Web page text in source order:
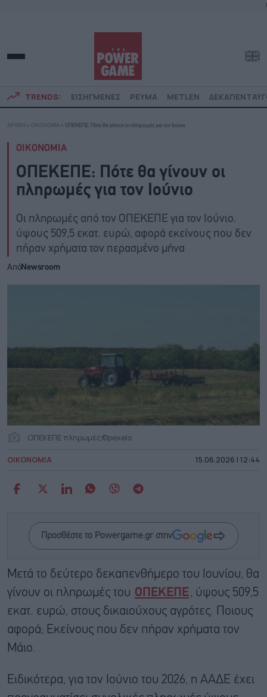
TRENDS: ΕΙΣΗΓΜΕΝΕΣ ΡΕΥΜΑ METLEN
ΑΡΧΙΚΗ » ΟΙΚΟΝΟΜΙΑ » ΟΠΕΚΕΠΕ: Πότε θα γίνουν οι πληρωμές για τον Ιούνιο
ΟΙΚΟΝΟΜΙΑ
ΟΠΕΚΕΠΕ: Πότε θα γίνουν οι
πληρωμές για τον Ιούνιο
Οι πληρωμές από τον ΟΠΕΚΕΠΕ για τον Ιούνιο.
ύψους 509,5 εκατ. ευρώ, αφορά εκείνους που δεν
πήραν χρήματα τον περασμένο μήνα
ΑπόNewsroom
ΟΠΕΚΕΠΕ πληρωμές©pexels
ΟΙΚΟΝΟΜΙΑ 15.06.2026 | 12:44
Προσθέστε το Powergame.gr στην
Μετά το δεύτερο δεκαπενθήμερο του Ιουνίου, θα
γίνουν οι πληρωμές του ΟΠΕΚΕΠΕ, ύψους 509,5
εκατ. ευρώ, στους δικαιούχους αγρότες. Ποιους
αφορά; Εκείνους που δεν πήραν χρήματα τον
Μάιο.
Ειδικότερα, για τον Ιούνιο του 2026, η ΑΑΔΕ έχει